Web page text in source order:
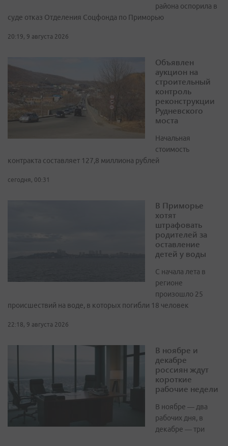
района оспорила в
суде отказ Отделения Соцфонда по Приморью
20:19, 9 августа 2026
Объявлен
аукцион на
строительный
контроль
реконструкции
Рудневского
моста
Начальная
стоимость
контракта составляет 127,8 миллиона рублей
сегодня, 00:31
В Приморье
хотят
штрафовать
родителей за
оставление
детей у воды
С начала лета в
регионе
произошло 25
происшествий на воде, в которых погибли 18 человек
22:18, 9 августа 2026
В ноябре и
декабре
россиян ждут
короткие
рабочие недели
В ноябре — два
рабочих дня, в
декабре — три